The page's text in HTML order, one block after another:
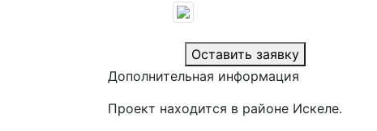
Оставить заявку
Дополнительная информация
Проект находится в районе Искеле.